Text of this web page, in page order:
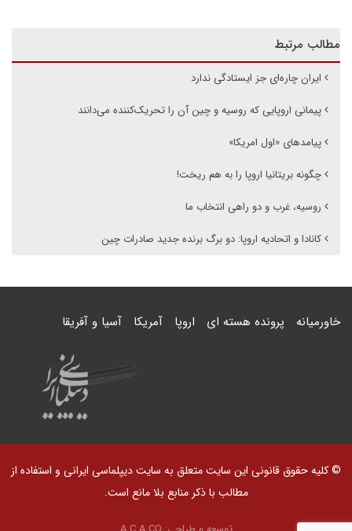
مطالب مرتبط
ایران چاره‌ای جز ایستادگی ندارد
پیمانی اروپایی که روسیه و چین آن را تحریک‌کننده می‌دانند
پیامدهای «اول امریکا»
چگونه بریتانیا اروپا را به هم ریخت!
روسیه، غرب و دو راهی انتخاب ما
کانادا و اتحادیه اروپا: دو برگ برنده جدید صادرات چین
خاورمیانه پرونده هسته ای اروپا آمریکا آسیا و آفریقا
© کلیه حقوق قانونی این سایت متعلق به سایت دیپلماسی ایرانی و استفاده از
مطالب با ذکر منابع بلا مانع است.